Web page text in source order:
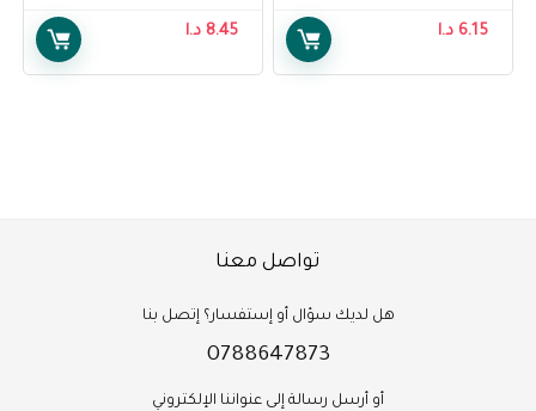
6.15 د.ا 8.45 د.ا
تواصل معنا
هل لديك سؤال أو إستفسار؟ إتصل بنا
0788647873
أو أرسل رسالة إلى عنواننا الإلكتروني